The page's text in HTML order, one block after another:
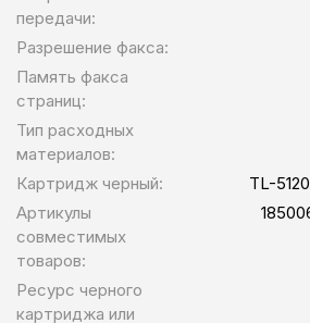
передачи:
Разрешение факса:
Память факса
страниц:
Тип расходных
материалов:
Картридж черный:
TL-
Артикулы
совместимых
товаров:
Ресурс черного
картриджа или